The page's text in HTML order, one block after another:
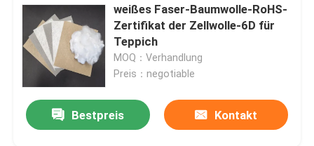
weißes Faser-Baumwolle-RoHS-
Zertifikat der Zellwolle-6D für
Teppich
MOQ：Verhandlung
Preis：negotiable
Bestpreis Kontakt